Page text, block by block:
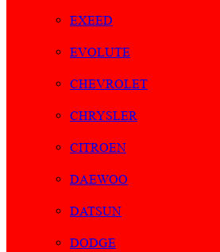
EXEED
EVOLUTE
CHEVROLET
CHRYSLER
CITROEN
DAEWOO
DATSUN
DODGE